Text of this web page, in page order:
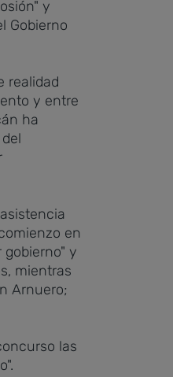
y
Gobierno
realidad
y entre
ha
en
y
mientras
Arnuero;
las